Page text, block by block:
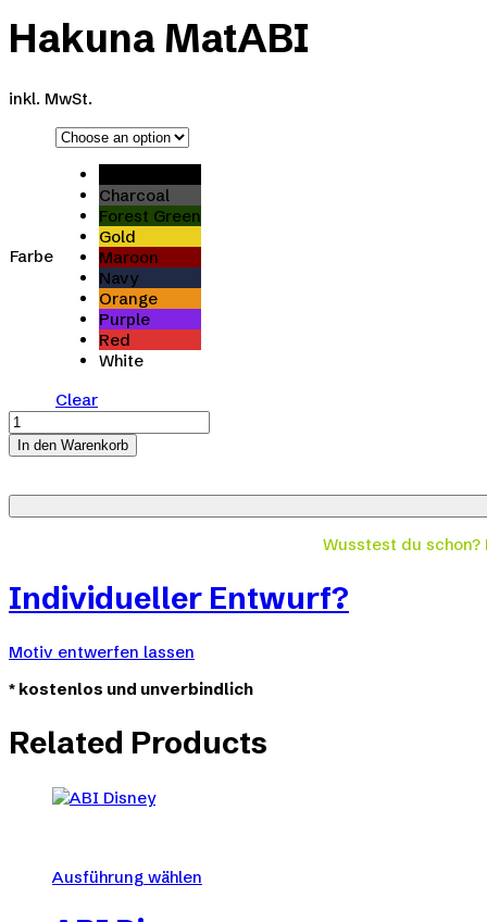
Hakuna MatABI
inkl. MwSt.
Farbe
Charcoal
Forest Green
Gold
Maroon
Navy
Orange
Purple
Red
White
Clear
Hakuna
MatABI
quantity
In den Warenkorb
Wusstest du schon?
Individueller Entwurf?
Motiv entwerfen lassen
* kostenlos und unverbindlich
Related Products
Ausführung wählen
Produkt